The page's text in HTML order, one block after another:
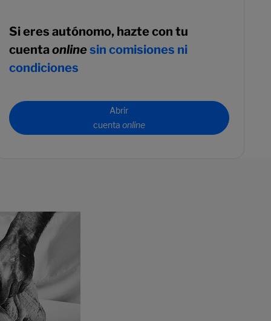
Si eres autónomo, hazte con tu
cuenta onlinesin comisiones ni
condiciones
Abrir
cuenta online